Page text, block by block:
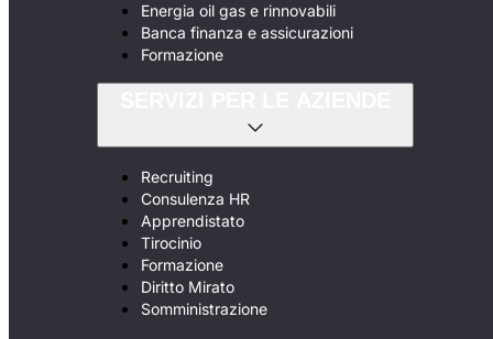
Energia oil gas e rinnovabili
Banca finanza e assicurazioni
Formazione
Recruiting
Consulenza HR
Apprendistato
Tirocinio
Formazione
Diritto Mirato
Somministrazione